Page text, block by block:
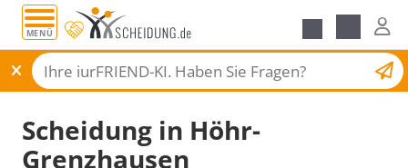
MENÜ
Scheidungsantrag
Scheidung in Höhr-
Grenzhausen